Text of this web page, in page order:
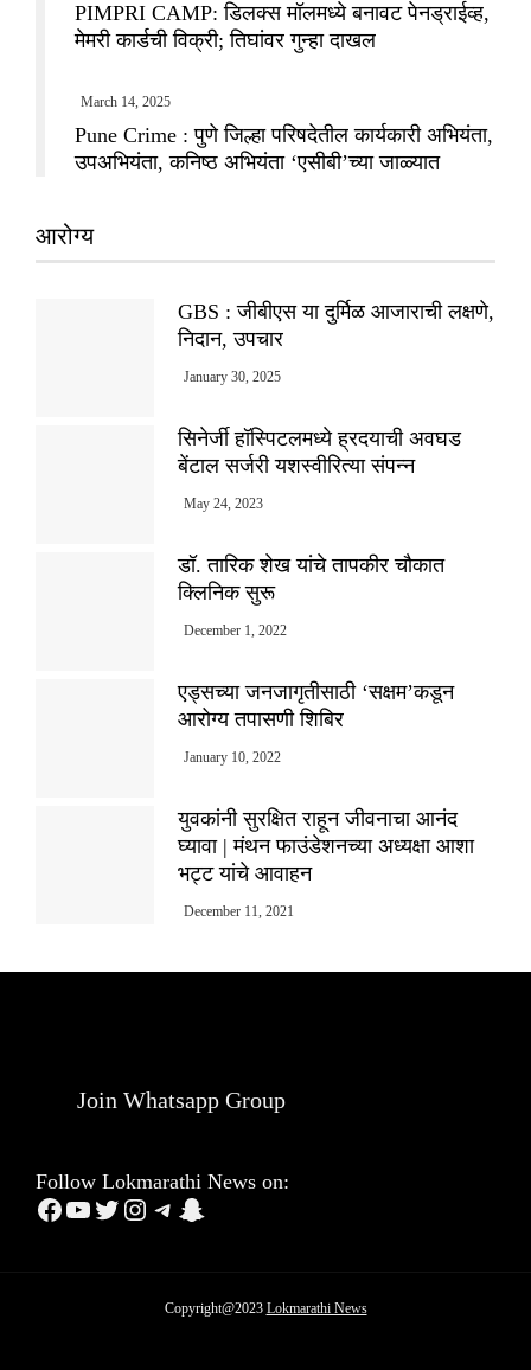
PIMPRI CAMP: डिलक्स मॉलमध्ये बनावट पेनड्राईव्ह,
मेमरी कार्डची विक्री; तिघांवर गुन्हा दाखल
March 14, 2025
Pune Crime : पुणे जिल्हा परिषदेतील कार्यकारी अभियंता,
उपअभियंता, कनिष्ठ अभियंता ‘एसीबी’च्या जाळ्यात
आरोग्य
GBS : जीबीएस या दुर्मिळ आजाराची लक्षणे,
निदान, उपचार
January 30, 2025
सिनेर्जी हॉस्पिटलमध्ये ह्रदयाची अवघड
बेंटाल सर्जरी यशस्वीरित्या संपन्न
May 24, 2023
डॉ. तारिक शेख यांचे तापकीर चौकात
क्लिनिक सुरू
December 1, 2022
एड्सच्या जनजागृतीसाठी ‘सक्षम’कडून
आरोग्य तपासणी शिबिर
January 10, 2022
युवकांनी सुरक्षित राहून जीवनाचा आनंद
घ्यावा | मंथन फाउंडेशनच्या अध्यक्षा आशा
भट्ट यांचे आवाहन
December 11, 2021
Join Whatsapp Group
Follow Lokmarathi News on:
Facebook
YouTube
Twitter
Instagram
Telegram
Snapchat
Copyright@2023 Lokmarathi News